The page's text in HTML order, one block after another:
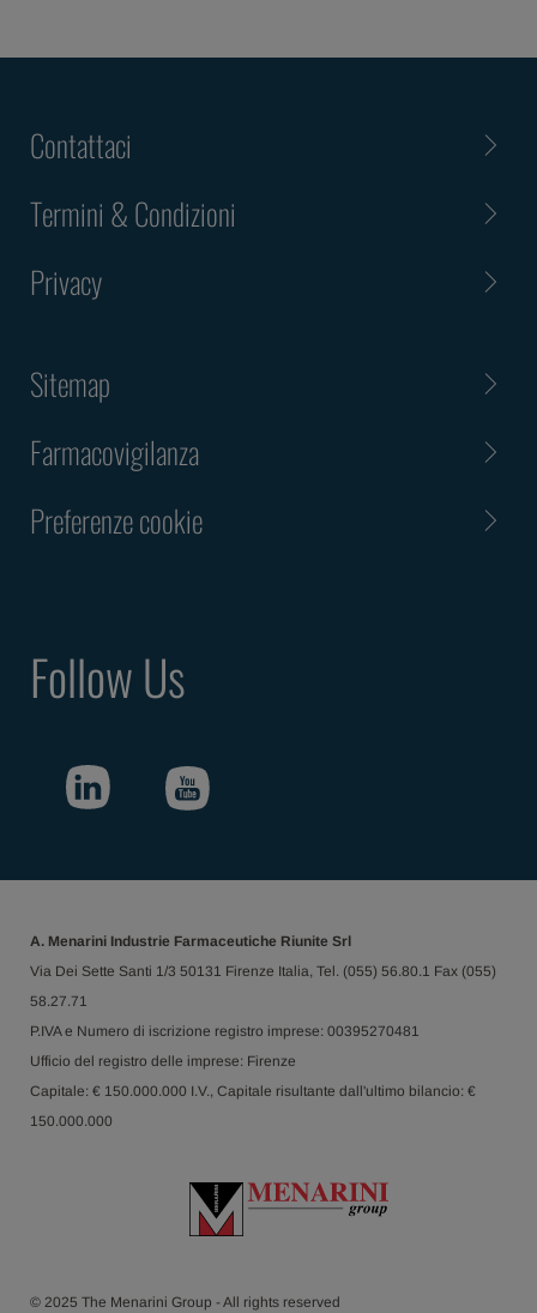
Contattaci
Termini & Condizioni
Privacy
Sitemap
Farmacovigilanza
Preferenze cookie
Follow Us
A. Menarini Industrie Farmaceutiche Riunite Srl
Via Dei Sette Santi 1/3 50131 Firenze Italia, Tel. (055) 56.80.1 Fax (055)
58.27.71
P.IVA e Numero di iscrizione registro imprese: 00395270481
Ufficio del registro delle imprese: Firenze
Capitale: € 150.000.000 I.V., Capitale risultante dall'ultimo bilancio: €
150.000.000
© 2025 The Menarini Group - All rights reserved